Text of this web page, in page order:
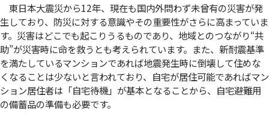
東日本大震災から12年、現在も国内外問わず未曾有の災害が発
生しており、防災に対する意識やその重要性がさらに高まっていま
す。災害はどこでも起こりうるものであり、地域とのつながり“共
助”が災害時に命を救うとも考えられています。また、新耐震基準
を満たしているマンションであれば地震発生時に倒壊して住めな
くなることは少ないと言われており、自宅が居住可能であればマン
ション居住者は「自宅待機」が基本となることから、自宅避難用
の備蓄品の準備も必要です。